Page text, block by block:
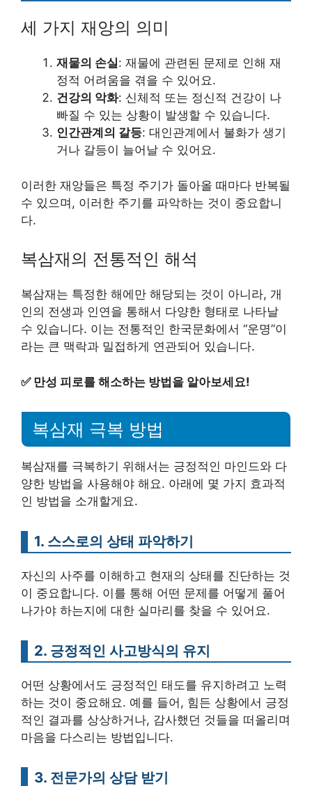
세 가지 재앙의 의미
재물의 손실: 재물에 관련된 문제로 인해 재
정적 어려움을 겪을 수 있어요.
건강의 악화: 신체적 또는 정신적 건강이 나
빠질 수 있는 상황이 발생할 수 있습니다.
인간관계의 갈등: 대인관계에서 불화가 생기
거나 갈등이 늘어날 수 있어요.
이러한 재앙들은 특정 주기가 돌아올 때마다 반복될
수 있으며, 이러한 주기를 파악하는 것이 중요합니
다.
복삼재의 전통적인 해석
복삼재는 특정한 해에만 해당되는 것이 아니라, 개
인의 전생과 인연을 통해서 다양한 형태로 나타날
수 있습니다. 이는 전통적인 한국문화에서 “운명”이
라는 큰 맥락과 밀접하게 연관되어 있습니다.
✅ 만성 피로를 해소하는 방법을 알아보세요!
복삼재 극복 방법
복삼재를 극복하기 위해서는 긍정적인 마인드와 다
양한 방법을 사용해야 해요. 아래에 몇 가지 효과적
인 방법을 소개할게요.
1. 스스로의 상태 파악하기
자신의 사주를 이해하고 현재의 상태를 진단하는 것
이 중요합니다. 이를 통해 어떤 문제를 어떻게 풀어
나가야 하는지에 대한 실마리를 찾을 수 있어요.
2. 긍정적인 사고방식의 유지
어떤 상황에서도 긍정적인 태도를 유지하려고 노력
하는 것이 중요해요. 예를 들어, 힘든 상황에서 긍정
적인 결과를 상상하거나, 감사했던 것들을 떠올리며
마음을 다스리는 방법입니다.
3. 전문가의 상담 받기